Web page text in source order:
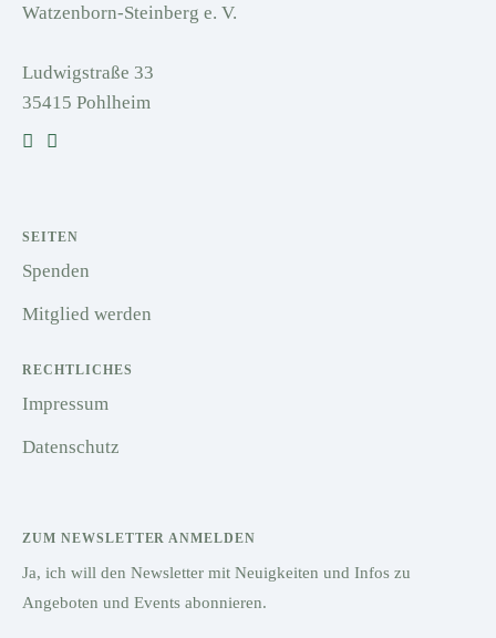
Watzenborn-Steinberg e. V.
Ludwigstraße 33
35415 Pohlheim
SEITEN
Spenden
Mitglied werden
RECHTLICHES
Impressum
Datenschutz
ZUM NEWSLETTER ANMELDEN
Ja, ich will den Newsletter mit Neuigkeiten und Infos zu
Angeboten und Events abonnieren.